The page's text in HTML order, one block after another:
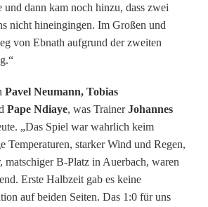
und dann kam noch hinzu, dass zwei
nicht hineingingen. Im Großen und
von Ebnath aufgrund der zweiten
Pavel Neumann, Tobias
Pape Ndiaye, was TrainerJohannes
„Das Spiel war wahrlich keim
Temperaturen, starker Wind und Regen,
matschiger B-Platz in Auerbach, waren
Erste Halbzeit gab es keine
auf beiden Seiten. Das 1:0 für uns